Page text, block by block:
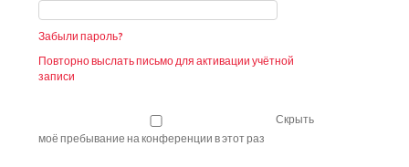
Забыли пароль?
Повторно выслать письмо для активации учётной
записи
Скрыть
моё пребывание на конференции в этот раз